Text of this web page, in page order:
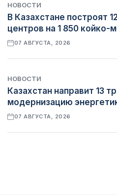
НОВОСТИ
В Казахстане построят
центров на 1 850 койко-
07 АВГУСТА, 2026
НОВОСТИ
Казахстан направит 13
модернизацию
07 АВГУСТА, 2026